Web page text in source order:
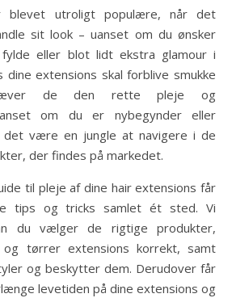
sit look – uanset om du ønsker
eller blot lidt ekstra glamour i
dine extensions skal forblive smukke
de den rette pleje og
om du er nybegynder eller
det være en jungle at navigere i de
der findes på markedet.
til pleje af dine hair extensions får
tips og tricks samlet ét sted. Vi
du vælger de rigtige produkter,
og tørrer extensions korrekt, samt
og beskytter dem. Derudover får
levetiden på dine extensions og